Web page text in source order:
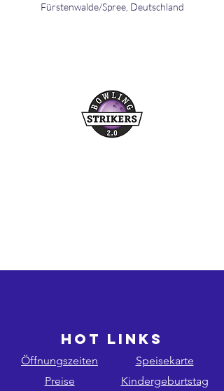
Fürstenwalde/Spree, Deutschland
HOT LINKS
Öffnungszeiten
Preise
Speisekarte
Kindergeburtstag